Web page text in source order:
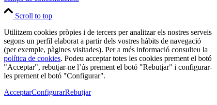
Scroll to top
Utilitzem cookies pròpies i de tercers per analitzar els nostres serveis
segons un perfil elaborat a partir dels vostres hàbits de navegació
(per exemple, pàgines visitades). Per a més informació consulteu la
política de cookies. Podeu acceptar totes les cookies prement el botó
"Acceptar", rebutjar-ne l’ús prement el botó "Rebutjar" i configurar-
les prement el botó "Configurar".
AcceptarConfigurarRebutjar